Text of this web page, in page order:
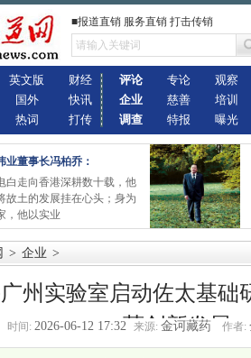
■报道直销 服务直销 打击传销
英文版
国外
热词
财经
快讯
打传
评论
企业
调查
专论
慈善
特报
观察
培训
曝光
业董事长冯柏乔：
白走向香港深耕数十载，他
故土的发展挂在心头；身为
，他以实业
> 企业 >
州实验室启动佐太基础
药创新发展
时间: 2026-06-12 17:32 来源: 金诃藏药 作者: